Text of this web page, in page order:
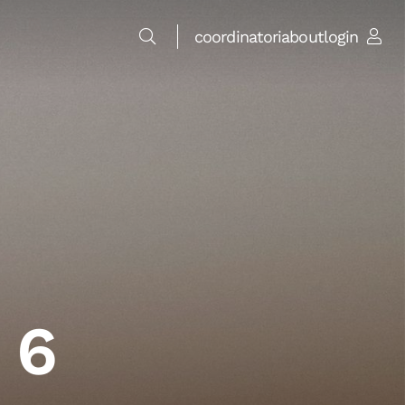
coordinatoriaboutlogin